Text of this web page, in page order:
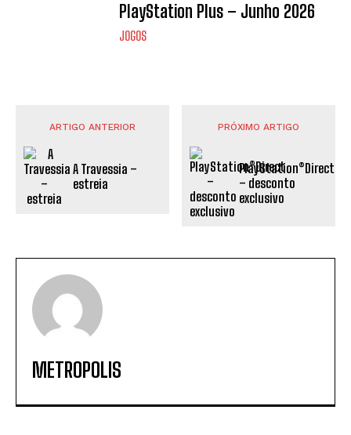
PlayStation Plus – Junho 2026
JOGOS
ARTIGO ANTERIOR
A Travessia –
estreia
PRÓXIMO ARTIGO
PlayStation®Direct
– desconto
exclusivo
METROPOLIS